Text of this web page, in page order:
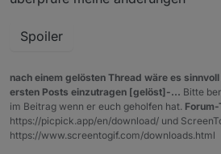
ich die nächsten Wochen wieder
Spoiler
nach einem gelösten Thread wäre es
ersten Posts einzutragen [gelöst]-... Bitte
im Beitrag wenn er euch geholfen hat. Forum-
https://picpick.app/en/download/ und
https://www.screentogif.com/downloads.html